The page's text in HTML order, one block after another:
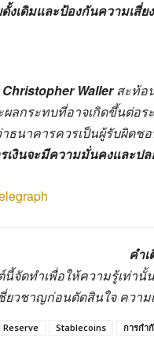
งเดิมและป้องกันความเสี่
Christopher Wallerสะท้อ
ผลกระทบที่อาจเกิดขึ้นต่อ
ธนาคารควรเป็นผู้รับผิดช
เงินจะมีความมั่นคงและป
คำ
นี้จัดทำเพื่อให้ความรู้เท่า
ยวชาญก่อนตัดสินใจ ควา
Reserve Stablecoins การกำ